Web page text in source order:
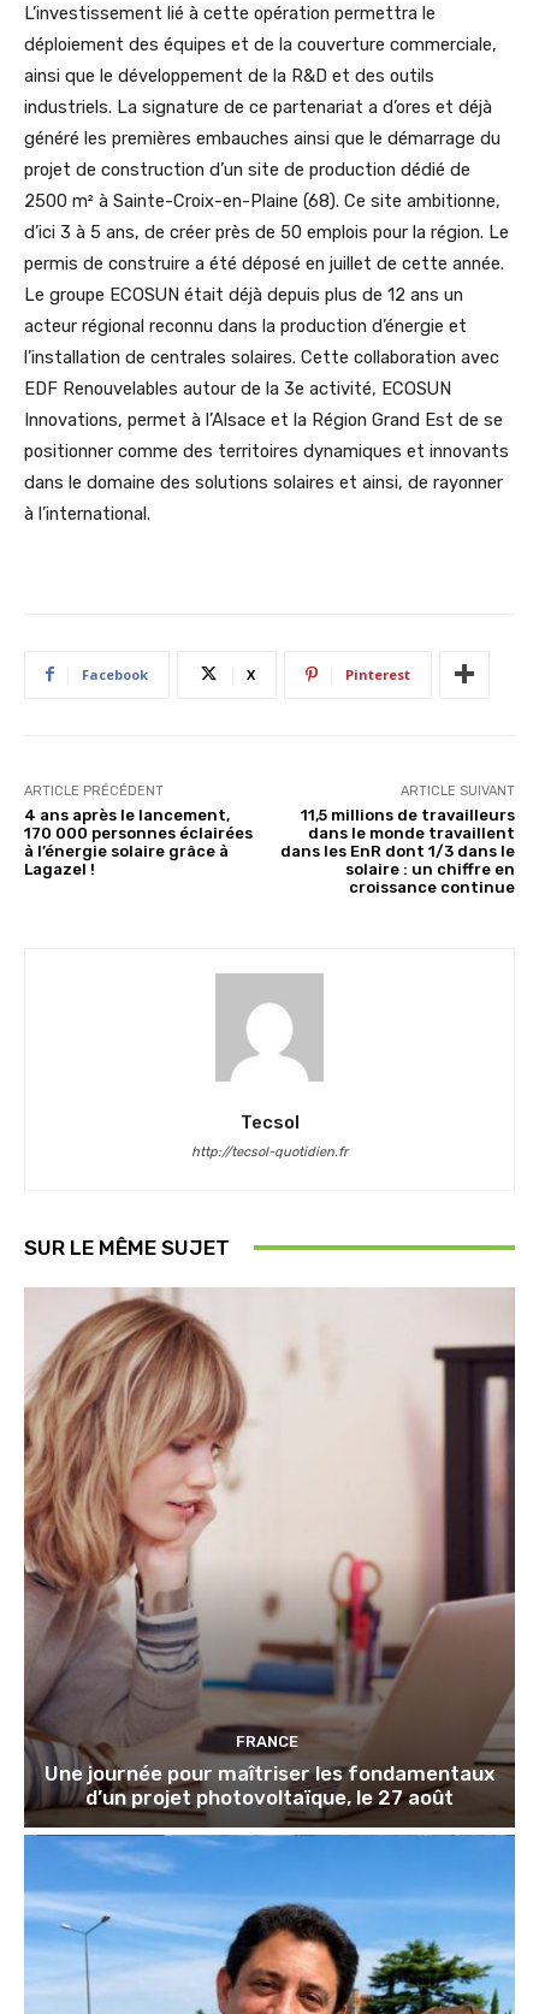
L’investissement lié à cette opération permettra le
déploiement des équipes et de la couverture commerciale,
ainsi que le développement de la R&D et des outils
industriels. La signature de ce partenariat a d’ores et déjà
généré les premières embauches ainsi que le démarrage du
projet de construction d’un site de production dédié de
2500 m² à Sainte-Croix-en-Plaine (68). Ce site ambitionne,
d’ici 3 à 5 ans, de créer près de 50 emplois pour la région. Le
permis de construire a été déposé en juillet de cette année.
Le groupe ECOSUN était déjà depuis plus de 12 ans un
acteur régional reconnu dans la production d’énergie et
l’installation de centrales solaires. Cette collaboration avec
EDF Renouvelables autour de la 3e activité, ECOSUN
Innovations, permet à l’Alsace et la Région Grand Est de se
positionner comme des territoires dynamiques et innovants
dans le domaine des solutions solaires et ainsi, de rayonner
à l’international.
Facebook X Pinterest
ARTICLE PRÉCÉDENT
4 ans après le lancement,
170 000 personnes éclairées
à l’énergie solaire grâce à
Lagazel !
ARTICLE SUIVANT
11,5 millions de travailleurs
dans le monde travaillent
dans les EnR dont 1/3 dans le
solaire : un chiffre en
croissance continue
Tecsol
http://tecsol-quotidien.fr
SUR LE MÊME SUJET
FRANCE
Une journée pour maîtriser les fondamentaux
d’un projet photovoltaïque, le 27 août